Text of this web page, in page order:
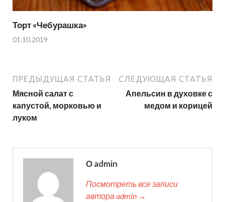
Торт «Чебурашка»
01.10.2019
ПРЕДЫДУЩАЯ СТАТЬЯ
Мясной салат с
капустой, морковью и
луком
СЛЕДУЮЩАЯ СТАТЬЯ
Апельсин в духовке с
медом и корицей
О admin
Посмотреть все записи
автора admin →